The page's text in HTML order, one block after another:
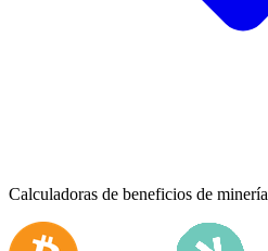
Calculadoras de beneficios de minería